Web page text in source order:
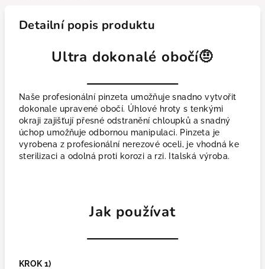
Detailní popis produktu
Ultra dokonalé obočí🤨
Naše profesionální pinzeta umožňuje snadno vytvořit
dokonale upravené obočí. Úhlové hroty s tenkými
okraji zajišťují přesné odstranění chloupků a snadný
úchop umožňuje odbornou manipulaci. Pinzeta je
vyrobena z profesionální nerezové oceli, je vhodná ke
sterilizaci a odolná proti korozi a rzi. Italská výroba.
Jak používat
KROK 1)